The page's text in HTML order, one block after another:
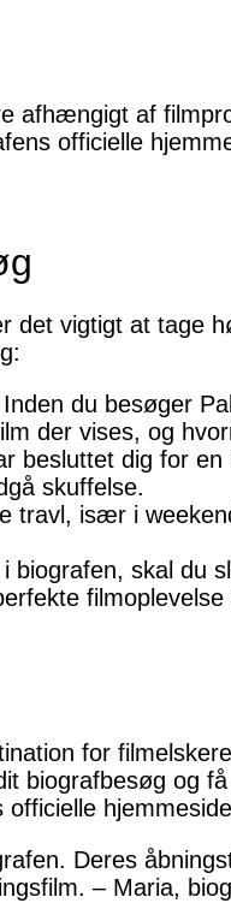
afhængigt af
officielle
det vigtigt at tage
du besøger
der vises, og
besluttet dig for
skuffelse.
travl, især i
biografen, skal du
filmoplevelse
for
biografbesøg og
Deres
– Maria,